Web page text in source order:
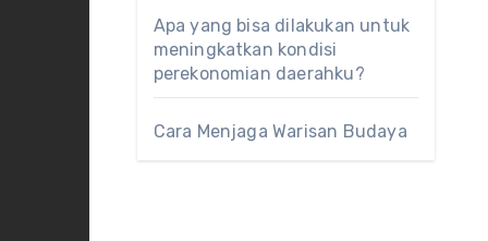
Apa yang bisa dilakukan untuk
meningkatkan kondisi
perekonomian daerahku?
Cara Menjaga Warisan Budaya